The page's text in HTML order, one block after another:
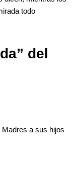
todo
del
a sus hijos